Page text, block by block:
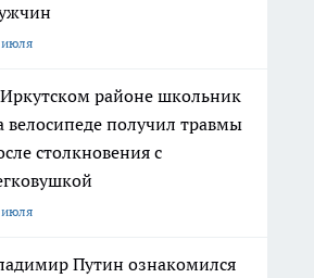
июля
районе школьник
велосипеде получил травмы
столкновения с
июля
Путин ознакомился